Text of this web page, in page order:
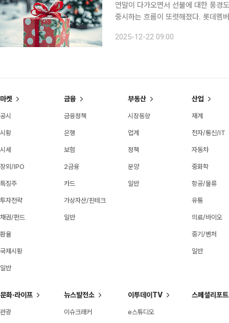
연말이 다가오면서 선물에 대한 풍경
중시하는 흐름이 또렷해졌다. 롯데멤
은 선물과 받고 싶은 선물 모두에서 1
2025-12-22 09:00
마켓
공시
시황
시세
장외/IPO
특징주
투자전략
채권/펀드
환율
국제시황
일반
금융
금융정책
은행
보험
2금융
카드
가상자산/핀테크
일반
부동산
시장동향
업계
정책
분양
일반
산업
재계
전자/통신/IT
자동차
중화학
항공/물류
유통
의료/바이오
중기/벤처
일반
문화·라이프
관광
뉴스발전소
이슈크래커
이투데이TV
e스튜디오
스페셜리포트